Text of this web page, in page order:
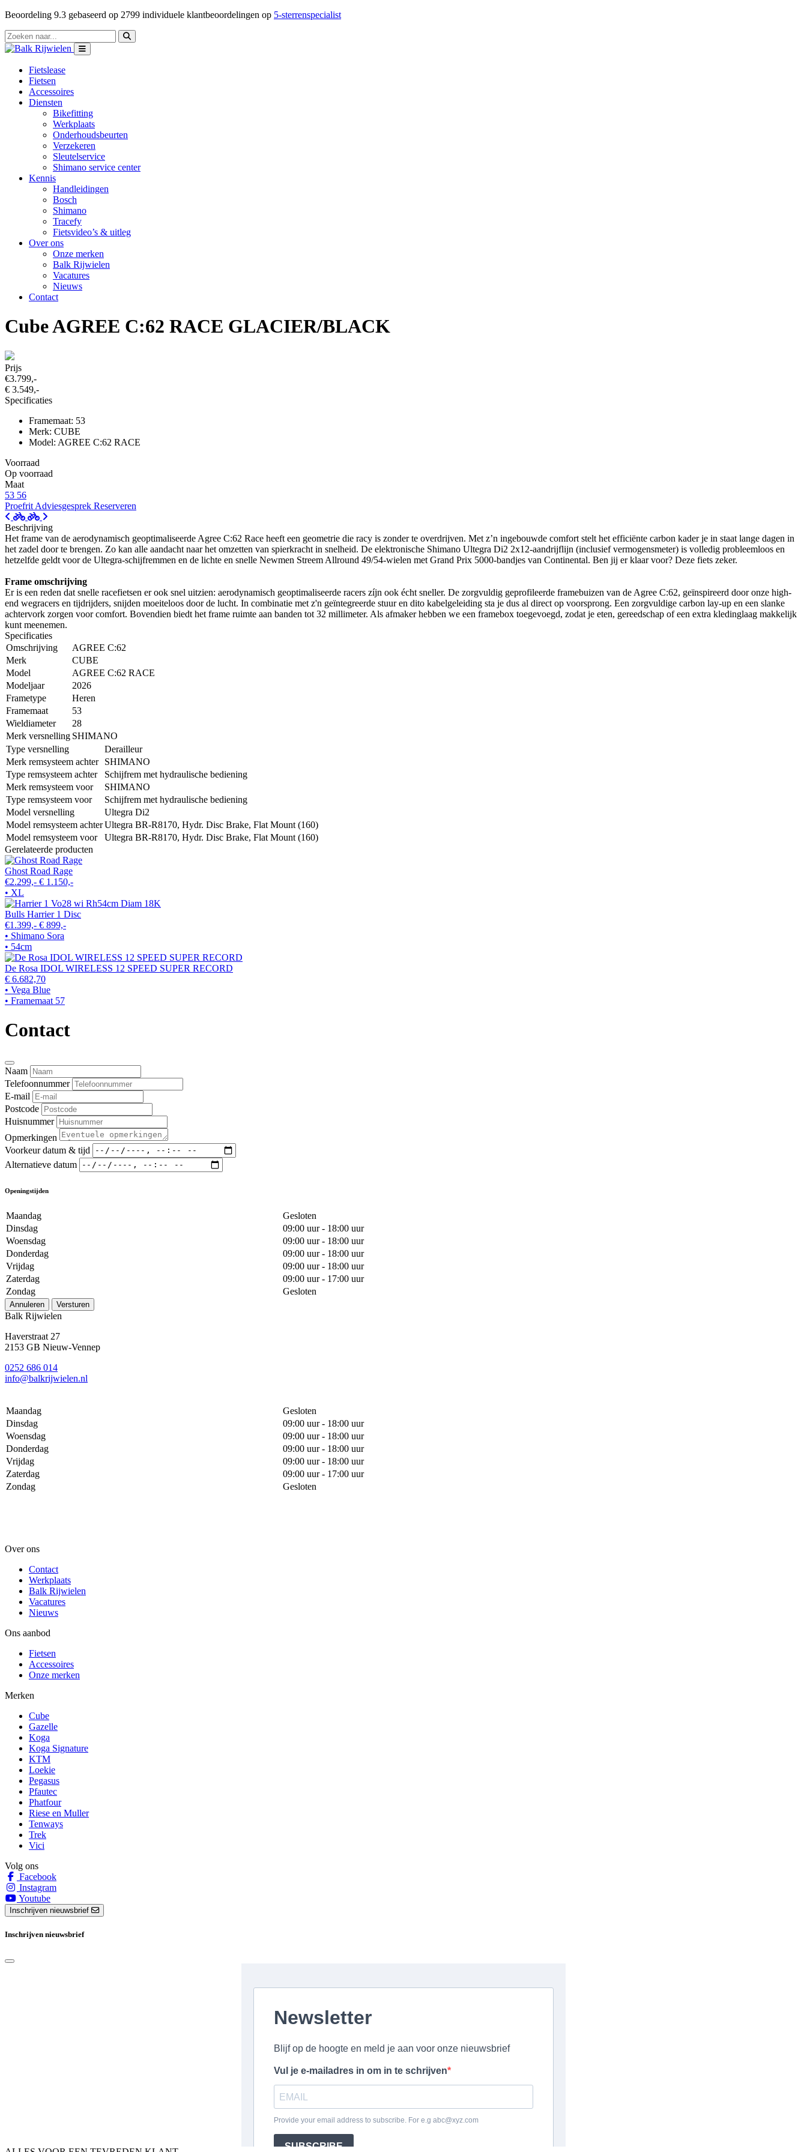
Beoordeling 9.3 gebaseerd op 2799 individuele klantbeoordelingen op 5-sterrenspecialist
Fietslease
Fietsen
Accessoires
Diensten
Bikefitting
Werkplaats
Onderhoudsbeurten
Verzekeren
Sleutelservice
Shimano service center
Kennis
Handleidingen
Bosch
Shimano
Tracefy
Fietsvideo’s & uitleg
Over ons
Onze merken
Balk Rijwielen
Vacatures
Nieuws
Contact
Cube AGREE C:62 RACE GLACIER/BLACK
Prijs
€3.799,-
€ 3.549,-
Specificaties
Framemaat: 53
Merk: CUBE
Model: AGREE C:62 RACE
Voorraad
Op voorraad
Maat
53 56
Proefrit Adviesgesprek Reserveren
Beschrijving
Het frame van de aerodynamisch geoptimaliseerde Agree C:62 Race heeft een geometrie die racy is zonder te overdrijven. Met z’n ingebouwde comfort stelt het efficiënte carbon kader je in staat lange dagen in
het zadel door te brengen. Zo kan alle aandacht naar het omzetten van spierkracht in snelheid. De elektronische Shimano Ultegra Di2 2x12-aandrijflijn (inclusief vermogensmeter) is volledig probleemloos en
hetzelfde geldt voor de Ultegra-schijfremmen en de lichte en snelle Newmen Streem Allround 49/54-wielen met Grand Prix 5000-bandjes van Continental. Ben jij er klaar voor? Deze fiets zeker.
Frame omschrijving
Er is een reden dat snelle racefietsen er ook snel uitzien: aerodynamisch geoptimaliseerde racers zíjn ook écht sneller. De zorgvuldig geprofileerde framebuizen van de Agree C:62, geïnspireerd door onze high-
end wegracers en tijdrijders, snijden moeiteloos door de lucht. In combinatie met z'n geïntegreerde stuur en dito kabelgeleiding sta je dus al direct op voorsprong. Een zorgvuldige carbon lay-up en een slanke
achtervork zorgen voor comfort. Bovendien biedt het frame ruimte aan banden tot 32 millimeter. Als afmaker hebben we een framebox toegevoegd, zodat je eten, gereedschap of een extra kledinglaag makkelijk
kunt meenemen.
Specificaties
Omschrijving
AGREE C:62
Merk
CUBE
Model
AGREE C:62 RACE
Modeljaar
2026
Frametype
Heren
Framemaat
53
Wieldiameter
28
Merk versnelling SHIMANO
Type versnelling
Derailleur
Merk remsysteem achter
SHIMANO
Type remsysteem achter
Schijfrem met hydraulische bediening
Merk remsysteem voor
SHIMANO
Type remsysteem voor
Schijfrem met hydraulische bediening
Model versnelling
Ultegra Di2
Model remsysteem achterUltegra BR-R8170, Hydr. Disc Brake, Flat Mount (160)
Model remsysteem voor
Ultegra BR-R8170, Hydr. Disc Brake, Flat Mount (160)
Gerelateerde producten
Ghost Road Rage
€2.299,- € 1.150,-
• XL
Bulls Harrier 1 Disc
€1.399,- € 899,-
• Shimano Sora
• 54cm
De Rosa IDOL WIRELESS 12 SPEED SUPER RECORD
€ 6.682,70
• Vega Blue
• Framemaat 57
Contact
Naam
Telefoonnummer
E-mail
Postcode
Huisnummer
Opmerkingen
Voorkeur datum & tijd
Alternatieve datum
Openingstijden
Maandag
Gesloten
Dinsdag
09:00 uur - 18:00 uur
Woensdag
09:00 uur - 18:00 uur
Donderdag
09:00 uur - 18:00 uur
Vrijdag
09:00 uur - 18:00 uur
Zaterdag
09:00 uur - 17:00 uur
Zondag
Gesloten
Annuleren Versturen
Balk Rijwielen
Haverstraat 27
2153 GB Nieuw-Vennep
0252 686 014
info@balkrijwielen.nl
Maandag
Gesloten
Dinsdag
09:00 uur - 18:00 uur
Woensdag
09:00 uur - 18:00 uur
Donderdag
09:00 uur - 18:00 uur
Vrijdag
09:00 uur - 18:00 uur
Zaterdag
09:00 uur - 17:00 uur
Zondag
Gesloten
Over ons
Contact
Werkplaats
Balk Rijwielen
Vacatures
Nieuws
Ons aanbod
Fietsen
Accessoires
Onze merken
Merken
Cube
Gazelle
Koga
Koga Signature
KTM
Loekie
Pegasus
Pfautec
Phatfour
Riese en Muller
Tenways
Trek
Vici
Volg ons
Facebook
Instagram
Youtube
Inschrijven nieuwsbrief
Inschrijven nieuwsbrief